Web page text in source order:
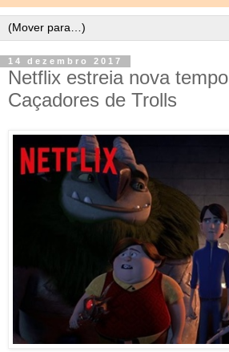
14 dezembro 2017
Netflix estreia nova
Caçadores de Trolls